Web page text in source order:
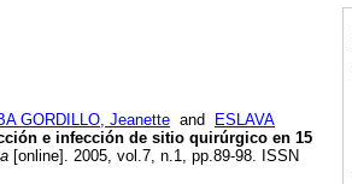
GORDILLO, Jeanette and
ESLAVA
e infección de sitio quirúrgico en 15
[online]. 2005, vol.7, n.1, pp.89-98. ISSN